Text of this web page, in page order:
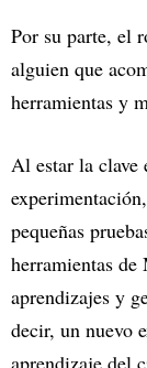
Por su parte, el
alguien que
herramientas y
Al estar la clave
pequeñas
herramientas
aprendizajes y
decir, un nuevo
aprendizaje del